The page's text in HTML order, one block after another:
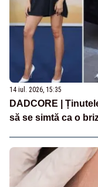
14 iul. 2026, 15:35
DADCORE |
să se simtă ca o